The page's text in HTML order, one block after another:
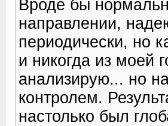
Вроде бы
направлении,
периодически, но
и никогда из моей
анализирую... но
контролем.
настолько был